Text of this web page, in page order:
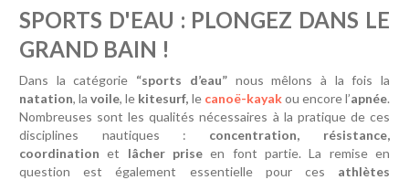
SPORTS D'EAU : PLONGEZ DANS LE
GRAND BAIN !
Dans la catégorie “sports d’eau” nous mêlons à la fois la
natation, lavoile, le kitesurf, le canoë-kayakou encore l’apnée.
Nombreuses sont les qualités nécessaires à la pratique de ces
disciplines nautiques : concentration, résistance,
coordination et lâcher prise en font partie. La remise en
question est également essentielle pour ces athlètes